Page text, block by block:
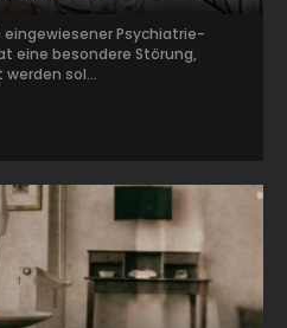
eingewiesener Psychiatrie-
eine besondere Störung,
sol...